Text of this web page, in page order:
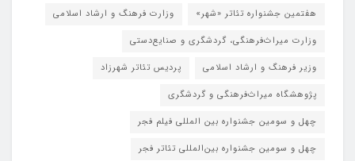
هفتمین جشنواره تئاتر «شهر»
وزارت فرهنگ و ارشاد اسلامی
وزارت میراث‌فرهنگی، گردشگری و صنایع‌دستی
وزیر فرهنگ و ارشاد اسلامی
پردیس تئاتر شهرزاد
پژوهشگاه میراث‌فرهنگی و گردشگری
چهل و سومین جشنواره بین المللی فیلم فجر
چهل و سومین جشنواره بین‌المللی تئاتر فجر